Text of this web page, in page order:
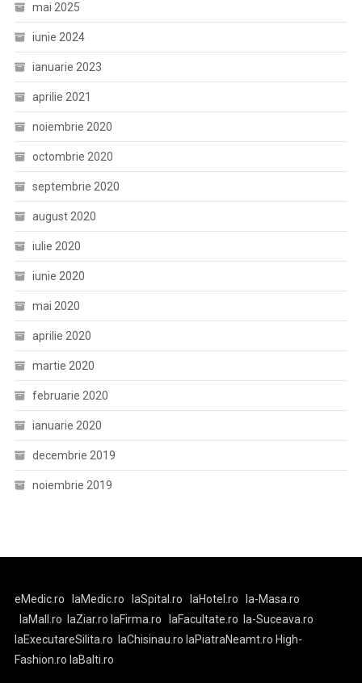
mai 2025
iunie 2024
ianuarie 2023
aprilie 2021
noiembrie 2020
octombrie 2020
septembrie 2020
august 2020
iulie 2020
iunie 2020
mai 2020
aprilie 2020
martie 2020
februarie 2020
ianuarie 2020
decembrie 2019
noiembrie 2019
eMedic.ro laMedic.ro laSpital.ro laHotel.ro
la-Masa.ro
laMall.ro
laZiar.ro laFirma.ro laFacultate.ro
la-Suceava.ro
laExecutareSilita.ro
laChisinau.ro laPiatraNeamt.ro High-
Fashion.ro laBalti.ro